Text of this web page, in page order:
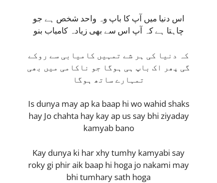
اس دنیا میں آپ کا باپ وہ واحد شخص ہے جو
چاہتا ہے کہ آپ اس سے بھی زیادہ کامیاب بنو
کہ دنیا کی ہر شے تمہیں کامیابی سے روکے
گی پھر اک باپ ہی ہوگا جو ناکامی میں بھی
تمہارے ساتھ ہوگا
Is dunya may ap ka baap hi wo wahid shaks
hay Jo chahta hay kay ap us say bhi ziyaday
kamyab bano
Kay dunya ki har xhy tumhy kamyabi say
roky gi phir aik baap hi hoga jo nakami may
bhi tumhary sath hoga